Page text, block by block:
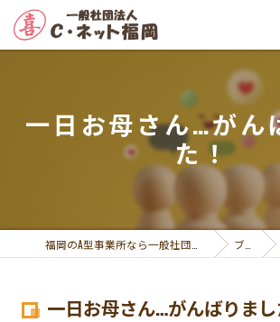
一日お母さん…がん
た！
ブログ
一日お母さん…がんばりまし